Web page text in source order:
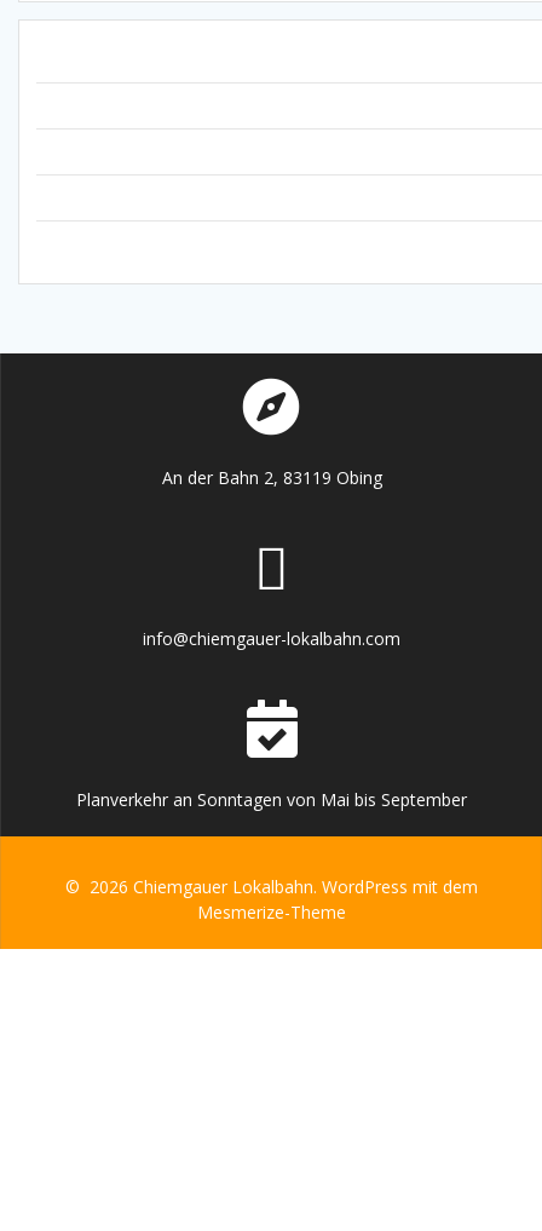
An der Bahn 2, 83119 Obing
info@chiemgauer-lokalbahn.com
Planverkehr an Sonntagen von Mai bis September
© 2026 Chiemgauer Lokalbahn. WordPress mit dem
Mesmerize-Theme